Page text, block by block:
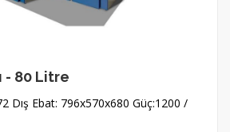
- 80 Litre
Dış Ebat: 796x570x680 Güç:1200 /